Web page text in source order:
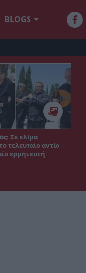
BLOGS
Σε κλίμα
τελευταίο αντίο
ερμηνευτή